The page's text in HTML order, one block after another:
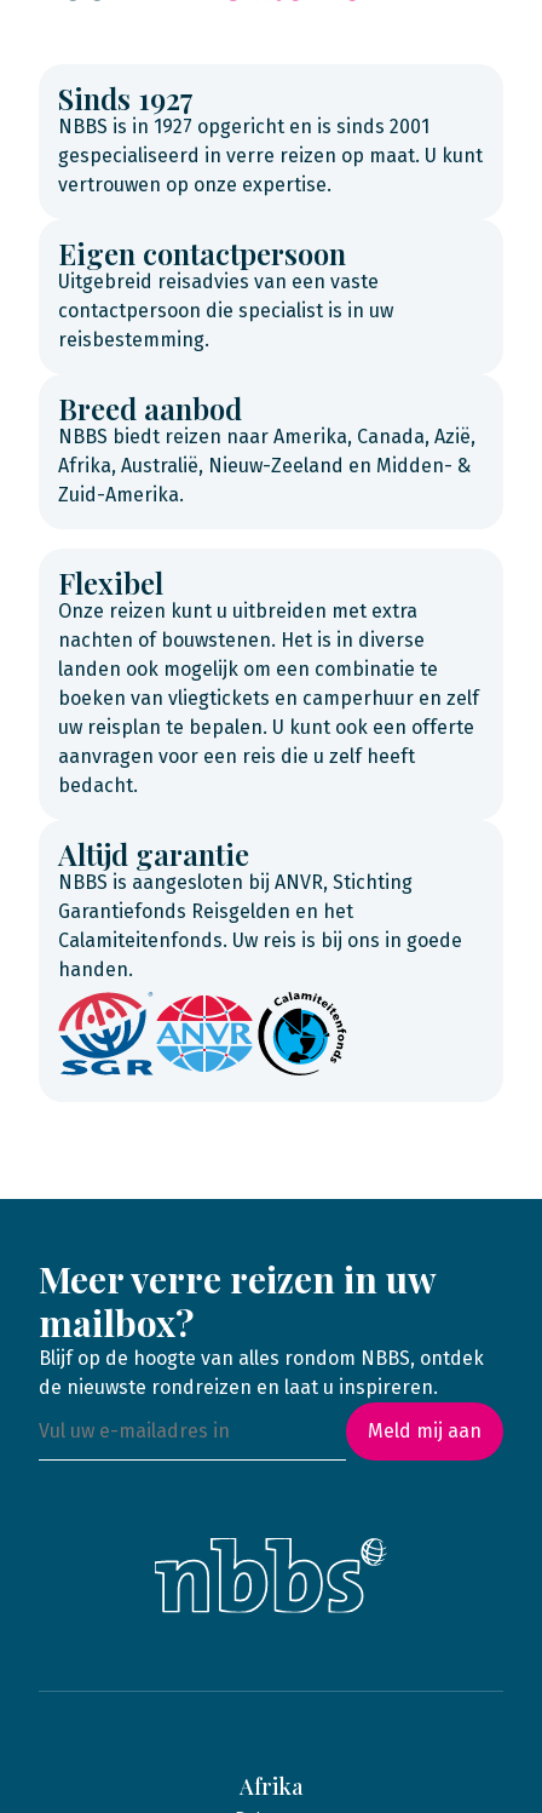
Sinds 1927
NBBS is in 1927 opgericht en is sinds 2001
gespecialiseerd in verre reizen op maat. U kunt
vertrouwen op onze expertise.
Eigen contactpersoon
Uitgebreid reisadvies van een vaste
contactpersoon die specialist is in uw
reisbestemming.
Breed aanbod
NBBS biedt reizen naar Amerika, Canada, Azië,
Afrika, Australië, Nieuw-Zeeland en Midden- &
Zuid-Amerika.
Flexibel
Onze reizen kunt u uitbreiden met extra
nachten of bouwstenen. Het is in diverse
landen ook mogelijk om een combinatie te
boeken van vliegtickets en camperhuur en zelf
uw reisplan te bepalen. U kunt ook een offerte
aanvragen voor een reis die u zelf heeft
bedacht.
Altijd garantie
NBBS is aangesloten bij ANVR, Stichting
Garantiefonds Reisgelden en het
Calamiteitenfonds. Uw reis is bij ons in goede
handen.
Meer verre reizen in uw
mailbox?
Blijf op de hoogte van alles rondom NBBS, ontdek
de nieuwste rondreizen en laat u inspireren.
Meld mij aan
Afrika